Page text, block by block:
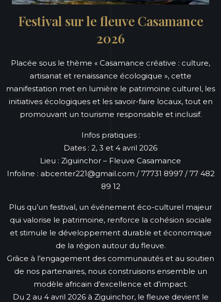
Festival sur le fleuve Casamance
2026
Placée sous le thème « Casamance créative : culture,
artisanat et renaissance écologique », cette
manifestation met en lumière le patrimoine culturel, les
initiatives écologiques et les savoir-faire locaux, tout en
promouvant un tourisme responsable et inclusif.
Infos pratiques :
Dates : 2, 3 et 4 avril 2026
Lieu : Ziguinchor – Fleuve Casamance
Infoline : abcenter221@gmail.com / 77731 8997 / 77 482
89 12
Plus qu’un festival, un événement éco-culturel majeur
qui valorise le patrimoine, renforce la cohésion sociale
et stimule le développement durable et économique
de la région autour du fleuve.
Grâce à l’engagement des communautés et au soutien
de nos partenaires, nous construisons ensemble un
modèle africain d’excellence et d’impact.
Du 2 au 4 avril 2026 à Ziguinchor, le fleuve devient le